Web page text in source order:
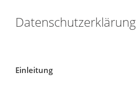
Datenschutzerklärung
Einleitung